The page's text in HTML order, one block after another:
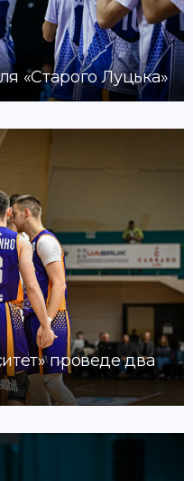
«Старого Луцька»
проведе два